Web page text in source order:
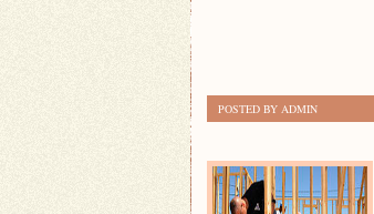
POSTED BY ADMIN